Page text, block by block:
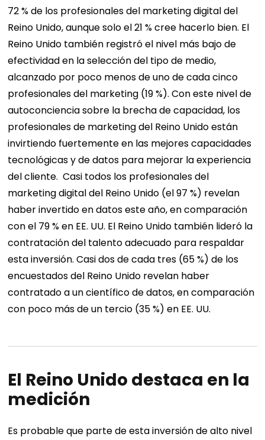
72 % de los profesionales del marketing digital del
Reino Unido, aunque solo el 21 % cree hacerlo bien. El
Reino Unido también registró el nivel más bajo de
efectividad en la selección del tipo de medio,
alcanzado por poco menos de uno de cada cinco
profesionales del marketing (19 %). Con este nivel de
autoconciencia sobre la brecha de capacidad, los
profesionales de marketing del Reino Unido están
invirtiendo fuertemente en las mejores capacidades
tecnológicas y de datos para mejorar la experiencia
del cliente. Casi todos los profesionales del
marketing digital del Reino Unido (el 97 %) revelan
haber invertido en datos este año, en comparación
con el 79 % en EE. UU. El Reino Unido también lideró la
contratación del talento adecuado para respaldar
esta inversión. Casi dos de cada tres (65 %) de los
encuestados del Reino Unido revelan haber
contratado a un científico de datos, en comparación
con poco más de un tercio (35 %) en EE. UU.
El Reino Unido destaca en la
medición
Es probable que parte de esta inversión de alto nivel